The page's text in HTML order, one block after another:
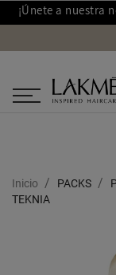
¡Únete a nuestra
Inicio PACKS
TEKNIA